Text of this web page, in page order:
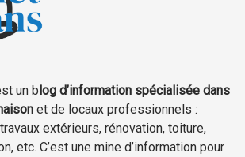
un blog d’information spécialisée dans
et de locaux professionnels :
extérieurs, rénovation, toiture,
etc. C’est une mine d’information pour